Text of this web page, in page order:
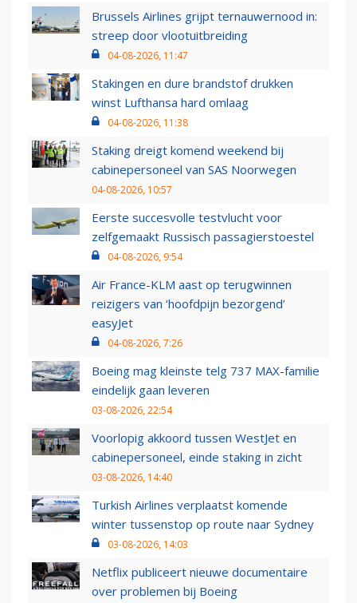
Brussels Airlines grijpt ternauwernood in:
streep door vlootuitbreiding
04-08-2026, 11:47
Stakingen en dure brandstof drukken
winst Lufthansa hard omlaag
04-08-2026, 11:38
Staking dreigt komend weekend bij
cabinepersoneel van SAS Noorwegen
04-08-2026, 10:57
Eerste succesvolle testvlucht voor
zelfgemaakt Russisch passagierstoestel
04-08-2026, 9:54
Air France-KLM aast op terugwinnen
reizigers van ‘hoofdpijn bezorgend’
easyJet
04-08-2026, 7:26
Boeing mag kleinste telg 737 MAX-familie
eindelijk gaan leveren
03-08-2026, 22:54
Voorlopig akkoord tussen WestJet en
cabinepersoneel, einde staking in zicht
03-08-2026, 14:40
Turkish Airlines verplaatst komende
winter tussenstop op route naar Sydney
03-08-2026, 14:03
Netflix publiceert nieuwe documentaire
over problemen bij Boeing